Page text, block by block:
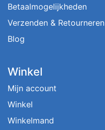
Betaalmogelijkheden
Verzenden & Retourneren
Blog
Winkel
Mijn account
Winkel
Winkelmand